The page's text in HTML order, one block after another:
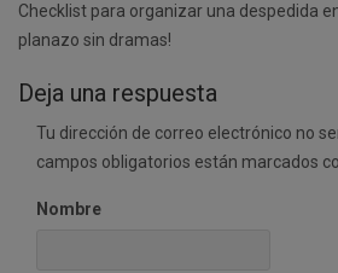
Checklist para organizar una despedida en
planazo sin dramas!
Deja una respuesta
Tu dirección de correo electrónico no
campos obligatorios están marcados
Nombre